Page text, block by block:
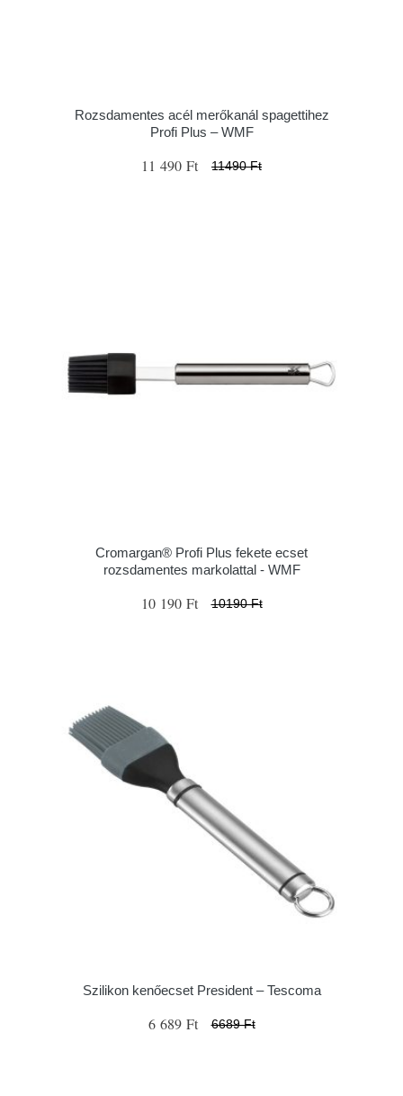
Rozsdamentes acél merőkanál spagettihez
Profi Plus – WMF
11 490 Ft 11490 Ft
Cromargan® Profi Plus fekete ecset
rozsdamentes markolattal - WMF
10 190 Ft 10190 Ft
Szilikon kenőecset President – Tescoma
6 689 Ft 6689 Ft